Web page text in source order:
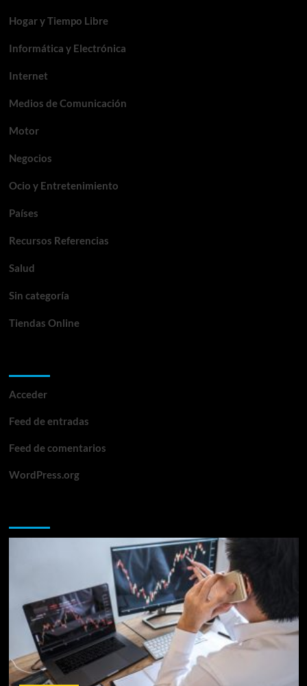
Hogar y Tiempo Libre
Informática y Electrónica
Internet
Medios de Comunicación
Motor
Negocios
Ocio y Entretenimiento
Países
Recursos Referencias
Salud
Sin categoría
Tiendas Online
Acceder
Feed de entradas
Feed de comentarios
WordPress.org